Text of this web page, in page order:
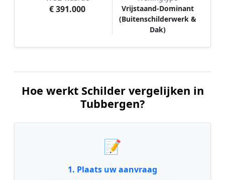
€ 391.000
Vrijstaand-Dominant
(Buitenschilderwerk &
Dak)
Hoe werkt Schilder vergelijken in
Tubbergen?
📝
1. Plaats uw aanvraag